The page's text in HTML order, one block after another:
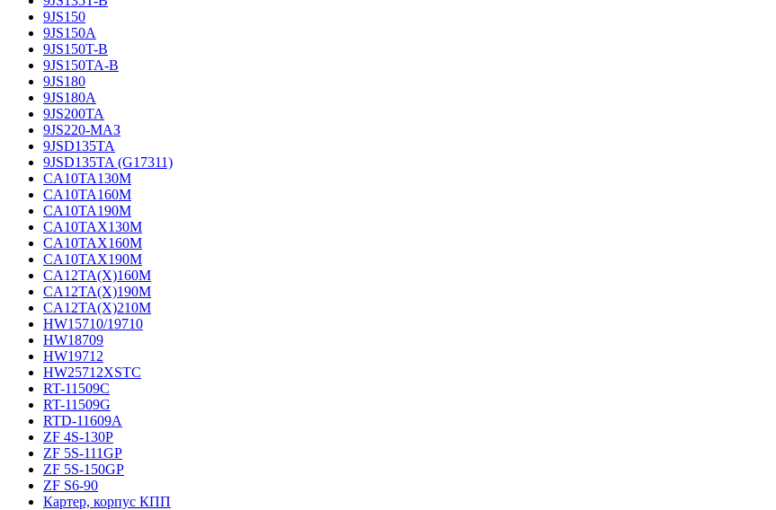
9JS150
9JS150A
9JS150T-B
9JS150TA-B
9JS180
9JS180A
9JS200TA
9JS220-МАЗ
9JSD135TA
9JSD135TA (G17311)
CA10TA130M
CA10TA160M
CA10TA190M
CA10TAX130M
CA10TAX160M
CA10TAX190M
CA12TA(X)160M
CA12TA(X)190M
CA12TA(X)210M
HW15710/19710
HW18709
HW19712
HW25712XSTC
RT-11509C
RT-11509G
RTD-11609A
ZF 4S-130P
ZF 5S-111GP
ZF 5S-150GP
ZF S6-90
Картер, корпус КПП